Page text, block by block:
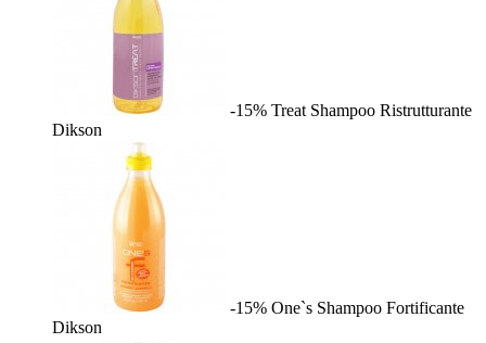
-15% Treat Shampoo Ristrutturante
Dikson
-15% One`s Shampoo Fortificante
Dikson